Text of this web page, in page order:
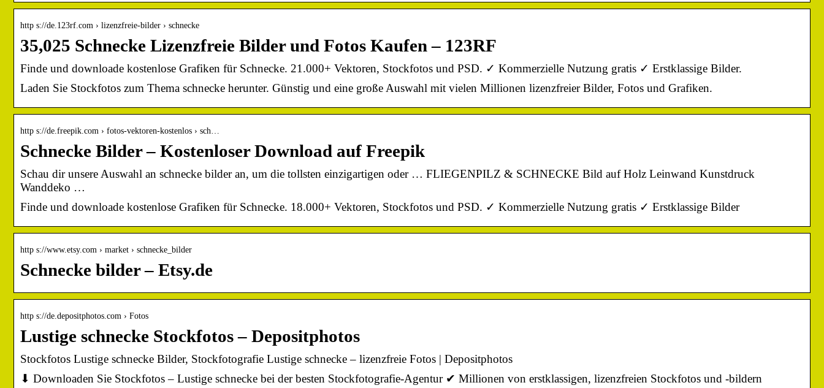
http s://de.123rf.com › lizenzfreie-bilder › schnecke
35,025 Schnecke Lizenzfreie Bilder und Fotos Kaufen – 123RF
Finde und downloade kostenlose Grafiken für Schnecke. 21.000+ Vektoren, Stockfotos und PSD. ✓ Kommerzielle Nutzung gratis ✓ Erstklassige Bilder.
Laden Sie Stockfotos zum Thema schnecke herunter. Günstig und eine große Auswahl mit vielen Millionen lizenzfreier Bilder, Fotos und Grafiken.
http s://de.freepik.com › fotos-vektoren-kostenlos › sch…
Schnecke Bilder – Kostenloser Download auf Freepik
Schau dir unsere Auswahl an schnecke bilder an, um die tollsten einzigartigen oder … FLIEGENPILZ & SCHNECKE Bild auf Holz Leinwand Kunstdruck
Wanddeko …
Finde und downloade kostenlose Grafiken für Schnecke. 18.000+ Vektoren, Stockfotos und PSD. ✓ Kommerzielle Nutzung gratis ✓ Erstklassige Bilder
http s://www.etsy.com › market › schnecke_bilder
Schnecke bilder – Etsy.de
http s://de.depositphotos.com › Fotos
Lustige schnecke Stockfotos – Depositphotos
Stockfotos Lustige schnecke Bilder, Stockfotografie Lustige schnecke – lizenzfreie Fotos | Depositphotos
⬇ Downloaden Sie Stockfotos – Lustige schnecke bei der besten Stockfotografie-Agentur ✔ Millionen von erstklassigen, lizenzfreien Stockfotos und -bildern